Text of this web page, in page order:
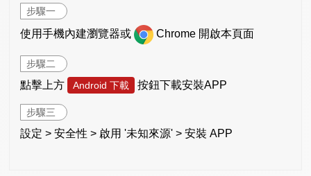
步驟一
使用手機內建瀏覽器或 Chrome 開啟本頁面
步驟二
點擊上方 Android 下載 按鈕下載安裝APP
步驟三
設定 > 安全性 > 啟用 '未知來源' > 安裝 APP